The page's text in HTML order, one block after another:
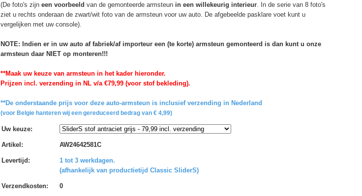
(De foto's zijn een voorbeeld van de gemonteerde armsteun in een willekeurig interieur. In de serie van 8 foto's
ziet u rechts onderaan de zwart/wit foto van de armsteun voor uw auto. De afgebeelde pasklare voet kunt u
vergelijken met uw console).
NOTE: Indien er in uw auto af fabriek/af importeur een (te korte) armsteun gemonteerd is dan kunt u onze
armsteun daar NIET op monteren!!!
**Maak uw keuze van armsteun in het kader hieronder.
Prijzen incl. verzending in NL v/a €79,99 (voor stof bekleding).
**De onderstaande prijs voor deze auto-armsteun is inclusief verzending in Nederland
(voor Belgie hanteren wij een gereduceerd bedrag van € 4,99)
Uw keuze:
Artikel : AW24642581C
Levertijd :
1 tot 3 werkdagen.
(afhankelijk van productietijd Classic SliderS)
Verzendkosten: 0